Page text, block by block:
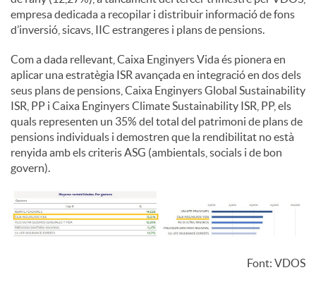
empresa dedicada a recopilar i distribuir informació de fons
d’inversió, sicavs, IIC estrangeres i plans de pensions.
Com a dada rellevant, Caixa Enginyers Vida és pionera en
aplicar una estratègia ISR avançada en integració en dos dels
seus plans de pensions, Caixa Enginyers Global Sustainability
ISR, PP i Caixa Enginyers Climate Sustainability ISR, PP, els
quals representen un 35% del total del patrimoni de plans de
pensions individuals i demostren que la rendibilitat no està
renyida amb els criteris ASG (ambientals, socials i de bon
govern).
Font: VDOS